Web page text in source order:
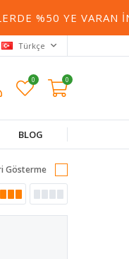
VARAN İNDIRIM
Türkçe
0 0
BLOG
Gösterme